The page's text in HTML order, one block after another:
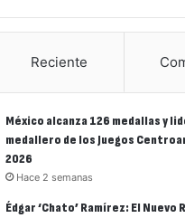
Reciente
México alcanza 126 medallas y
medallero de los Juegos
2026
Hace 2 semanas
Édgar ‘Chato’ Ramírez: El